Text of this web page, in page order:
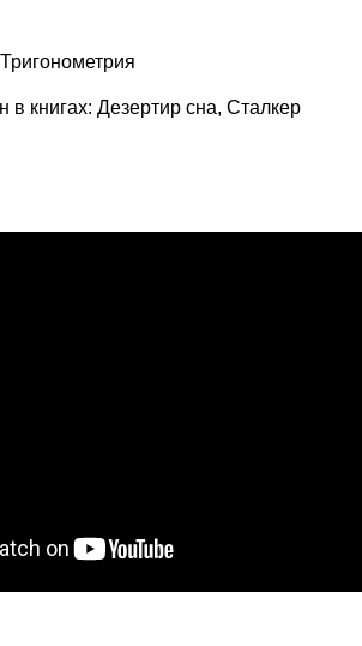
в книгах: Дезертир сна, Сталкер